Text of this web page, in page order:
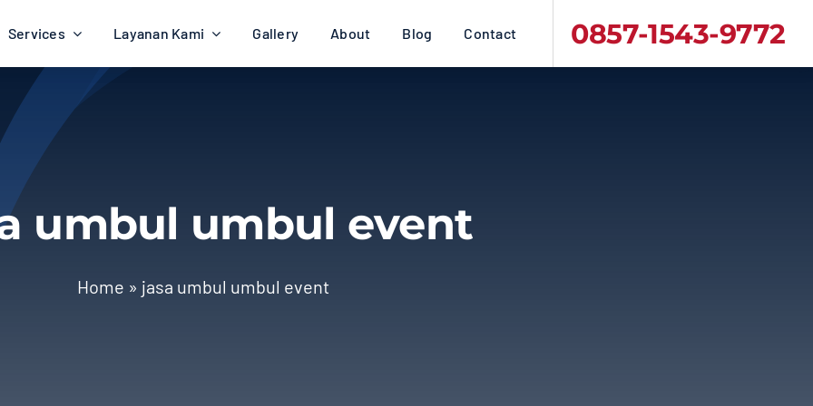
Services Layanan Kami Gallery About Blog Contact 0857-1543-9772
umbul umbul event
Home » jasa umbul umbul event